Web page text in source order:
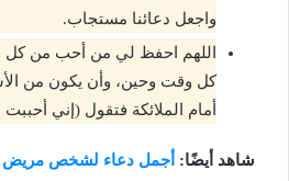
واجعل دعائنا مستجاب.
اللهم احفظ لي من أحب من كل
كل وقت وحين، وأن يكون من
أمام الملائكة فتقول (إني
شاهد أيضًا: أجمل دعاء لشخص مريض